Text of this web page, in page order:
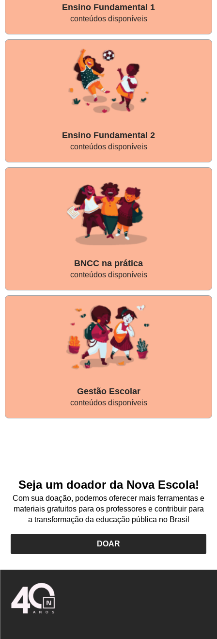
Ensino Fundamental 1
conteúdos disponíveis
Ensino Fundamental 2
conteúdos disponíveis
BNCC na prática
conteúdos disponíveis
Gestão Escolar
conteúdos disponíveis
Seja um doador da Nova Escola!
Com sua doação, podemos oferecer mais ferramentas e
materiais gratuitos para os professores e contribuir para
a transformação da educação pública no Brasil
DOAR